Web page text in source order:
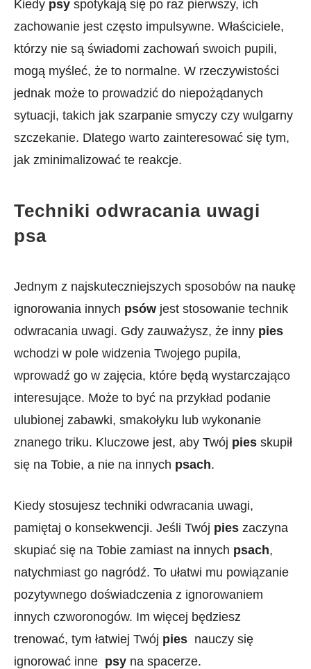
Kiedy psy spotykają się po raz pierwszy, ich
zachowanie⁤ jest często impulsywne. Właściciele,
którzy nie ​są świadomi zachowań⁢ swoich pupili,⁣
mogą ⁢myśleć, że to normalne. W rzeczywistości
jednak może to⁣ prowadzić ⁣do niepożądanych
sytuacji, takich jak szarpanie smyczy ⁢czy wulgarny
szczekanie. Dlatego⁣ warto zainteresować się ​tym,
jak zminimalizować te reakcje.
Techniki odwracania uwagi
psa
Jednym z najskuteczniejszych sposobów na naukę
ignorowania innych psów jest stosowanie technik
⁤odwracania uwagi. Gdy zauważysz, że⁢ inny pies
wchodzi w pole widzenia Twojego pupila,
wprowadź go w zajęcia, które będą wystarczająco
interesujące. Może to być na przykład podanie
ulubionej zabawki, smakołyku lub ‍wykonanie
znanego triku. Kluczowe⁢ jest, aby⁢ Twój pies skupił
się na Tobie, a nie na innych psach.
Kiedy stosujesz⁤ techniki odwracania uwagi,⁣
pamiętaj o konsekwencji. ‍Jeśli Twój pies zaczyna
skupiać się na Tobie zamiast na innych psach,
natychmiast go nagródź. To ułatwi mu powiązanie
pozytywnego doświadczenia ⁤z ignorowaniem
innych czworonogów. Im więcej będziesz
trenować,⁤ tym łatwiej Twój pies ‍ nauczy się
ignorować inne ⁢ psy na spacerze.